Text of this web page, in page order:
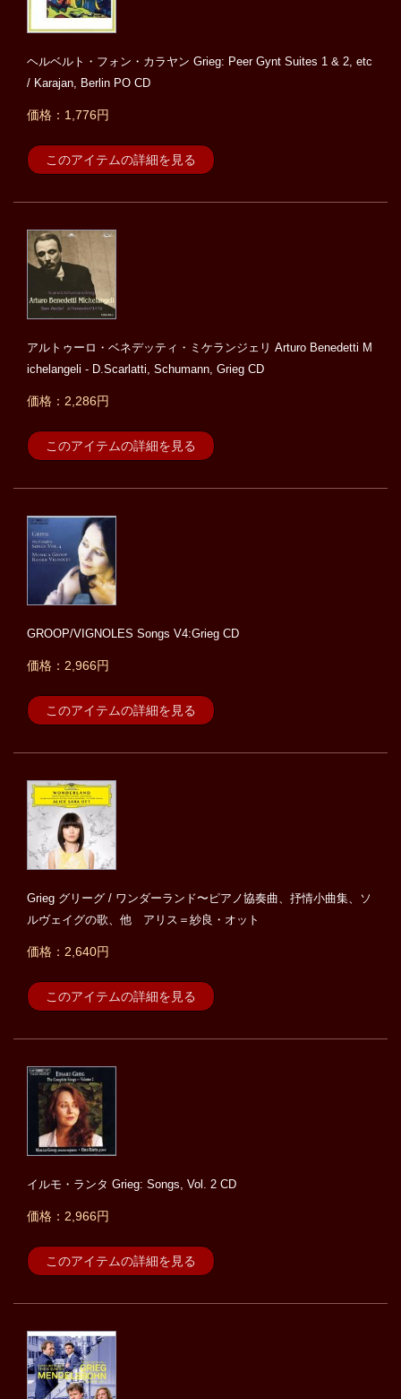
ヘルベルト・フォン・カラヤン Grieg: Peer Gynt Suites 1 & 2, etc
/ Karajan, Berlin PO CD
価格：1,776円
このアイテムの詳細を見る
アルトゥーロ・ベネデッティ・ミケランジェリ Arturo Benedetti M
ichelangeli - D.Scarlatti, Schumann, Grieg CD
価格：2,286円
このアイテムの詳細を見る
GROOP/VIGNOLES Songs V4:Grieg CD
価格：2,966円
このアイテムの詳細を見る
Grieg グリーグ / ワンダーランド〜ピアノ協奏曲、抒情小曲集、ソ
ルヴェイグの歌、他 アリス＝紗良・オット
価格：2,640円
このアイテムの詳細を見る
イルモ・ランタ Grieg: Songs, Vol. 2 CD
価格：2,966円
このアイテムの詳細を見る